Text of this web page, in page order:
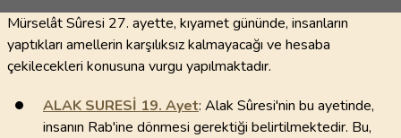
Mürselât Sûresi 27. ayette, kıyamet gününde, insanların
yaptıkları amellerin karşılıksız kalmayacağı ve hesaba
çekilecekleri konusuna vurgu yapılmaktadır.
ALAK SURESİ 19. Ayet: Alak Sûresi'nin bu ayetinde,
insanın Rab'ine dönmesi gerektiği belirtilmektedir. Bu,